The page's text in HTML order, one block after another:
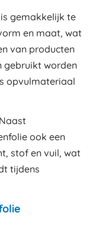
gemakkelijk te
en maat, wat
van producten
gebruikt worden
opvulmateriaal
ook een
stof en vuil, wat
tijdens